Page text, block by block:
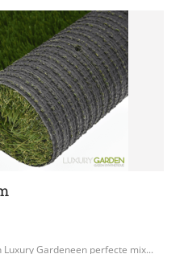
Gardeneen perfecte mix...